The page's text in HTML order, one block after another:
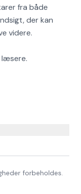
fra både
der kan
videre.
forbeholdes.